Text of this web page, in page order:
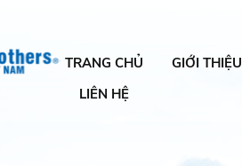
TRANG CHỦ GIỚI THIỆU
LIÊN HỆ